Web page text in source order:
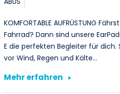
KOMFORTABLE AUFRÜSTUNG
Fahrrad? Dann sind unsere
E die perfekten Begleiter für dich.
vor Wind, Regen und Kälte…
Mehr erfahren